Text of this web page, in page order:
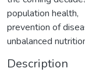
population health,
prevention of
unbalanced
Description